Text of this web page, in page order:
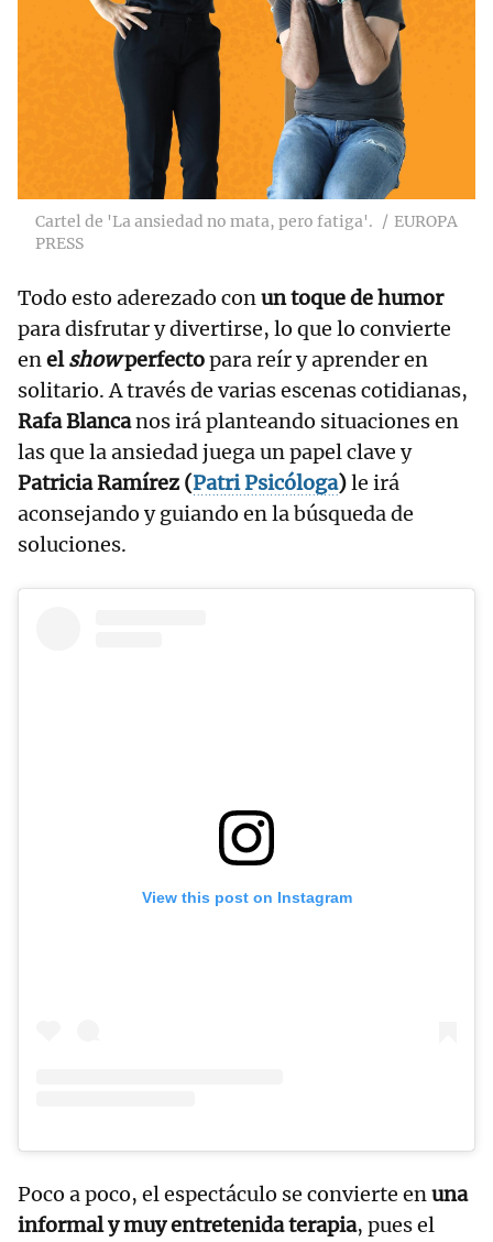
Cartel de 'La ansiedad no mata, pero fatiga'.
EUROPA
PRESS
Todo esto aderezado conun toque de humor
para disfrutar y divertirse, lo que lo convierte
enelshowperfectopara reír y aprender en
solitario. A través de varias escenas cotidianas,
Rafa Blancanos irá planteando situaciones en
las que la ansiedad juega un papel clave y
Patricia Ramírez (Patri Psicóloga)le irá
aconsejando y guiando en la búsqueda de
soluciones.
View this post on Instagram
Poco a poco, el espectáculo se convierte enuna
informal y muy entretenida terapia, pues el